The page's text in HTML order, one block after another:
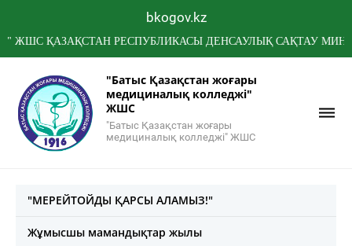
bkogov.kz
РЕСПУБЛИКАСЫ ДЕНСАУЛЫҚ САҚТАУ
"Батыс Қазақстан жоғары
медициналық колледжі"
ЖШС
"Батыс Қазақстан жоғары
медициналық колледжі" ЖШС
"МЕРЕЙТОЙДЫ ҚАРСЫ АЛАМЫЗ!"
Жұмысшы мамандықтар жылы